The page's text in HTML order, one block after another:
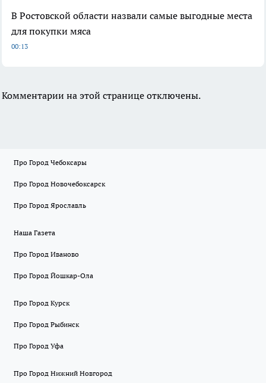
В Ростовской области назвали самые выгодные места
для покупки мяса
00:13
Комментарии на этой странице отключены.
Про Город Чебоксары
Про Город Новочебоксарск
Про Город Ярославль
Наша Газета
Про Город Иваново
Про Город Йошкар-Ола
Про Город Курск
Про Город Рыбинск
Про Город Уфа
Про Город Нижний Новгород